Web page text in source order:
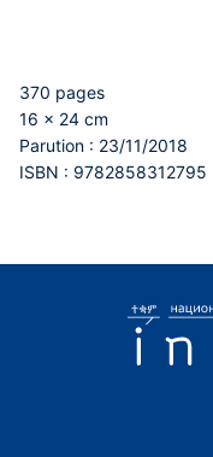
370 pages
16 x 24 cm
Parution : 23/11/2018
ISBN : 9782858312795